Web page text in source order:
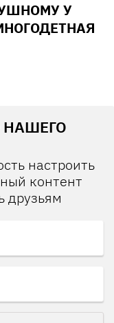
У
НАШЕГО
настроить
контент
друзьям